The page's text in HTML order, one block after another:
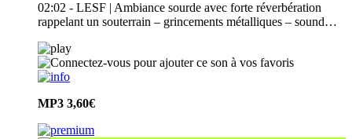
02:02 - LESF | Ambiance sourde avec forte réverbération
rappelant un souterrain – grincements métalliques – sound…
MP3 3,60€